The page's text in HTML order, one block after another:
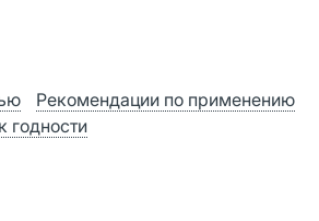
Рекомендации по применению
годности